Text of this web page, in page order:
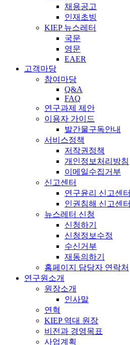
채용공고
인재초빙
KIEP 뉴스레터
국문
영문
EAER
고객마당
참여마당
Q&A
FAQ
연구과제 제안
이용자 가이드
발간물구독안내
서비스정책
저작권정책
개인정보처리방침
이메일수집거부
신고센터
연구윤리 신고센터
인권침해 신고센터
뉴스레터 신청
신청하기
신청정보수정
수신거부
재동의하기
홈페이지 담당자 연락처
연구원소개
원장소개
인사말
연혁
KIEP 역대 원장
비전과 경영목표
사업계획